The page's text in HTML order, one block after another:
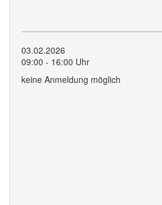
03.02.2026
09:00 - 16:00 Uhr
keine Anmeldung möglich